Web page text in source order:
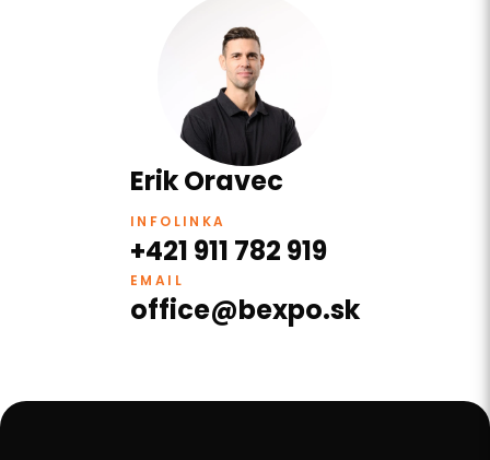
Erik Oravec
INFOLINKA
+421 911 782 919
EMAIL
office@bexpo.sk